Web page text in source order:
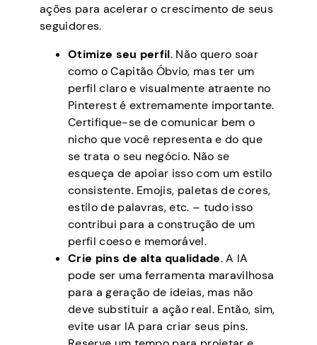
ações para acelerar o crescimento de seus
seguidores.
Otimize seu perfil. Não quero soar
como o Capitão Óbvio, mas ter um
perfil claro e visualmente atraente no
Pinterest é extremamente importante.
Certifique-se de comunicar bem o
nicho que você representa e do que
se trata o seu negócio. Não se
esqueça de apoiar isso com um estilo
consistente. Emojis, paletas de cores,
estilo de palavras, etc. – tudo isso
contribui para a construção de um
perfil coeso e memorável.
Crie pins de alta qualidade. A IA
pode ser uma ferramenta maravilhosa
para a geração de ideias, mas não
deve substituir a ação real. Então, sim,
evite usar IA para criar seus pins.